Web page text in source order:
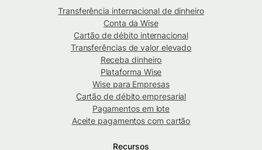
Transferência internacional de dinheiro
Conta da Wise
Cartão de débito internacional
Transferências de valor elevado
Receba dinheiro
Plataforma Wise
Wise para Empresas
Cartão de débito empresarial
Pagamentos em lote
Aceite pagamentos com cartão
Recursos